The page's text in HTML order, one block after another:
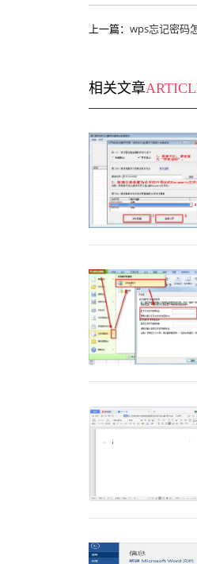
上一篇： wps忘记密码
相关文章